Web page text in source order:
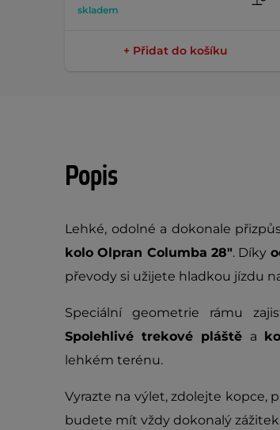
skladem
+ Přidat do košíku
Popis
Lehké, odolné a dokonale
koloOlpran Columba 28". Díky
převody si užijete hladkou jízdu
Speciální geometrie rámu
Spolehlivé trekové pláště a
lehkém terénu.
Vyrazte na výlet, zdolejte kopce,
budete mít vždy dokonalý zážitek